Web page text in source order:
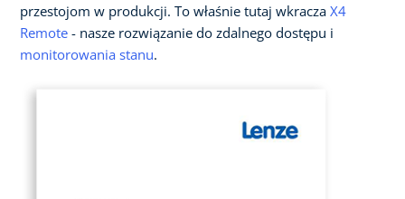
przestojom w produkcji. To właśnie tutaj wkracza X4
Remote - nasze rozwiązanie do zdalnego dostępu i
monitorowania stanu.